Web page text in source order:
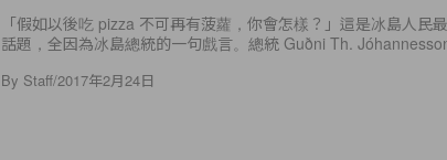
「假如以後吃 pizza 不可再有菠蘿，你會怎樣？」這是冰島人民
話題，全因為冰島總統的一句戲言。總統 Guðni Th.
By Staff/2017年2月24日